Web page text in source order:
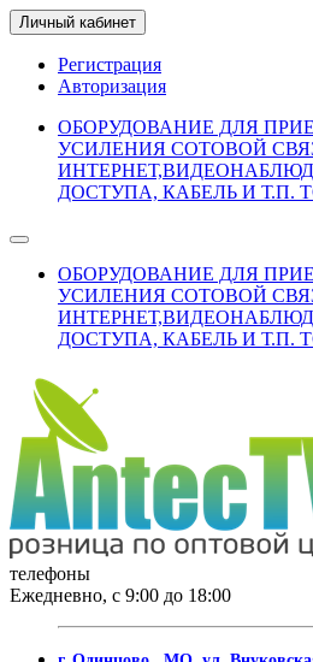
Личный кабинет
Регистрация
Авторизация
ОБОРУДОВАНИЕ ДЛЯ
УСИЛЕНИЯ СОТОВОЙ
ДОСТУПА, КАБЕЛЬ И Т.П.
ОБОРУДОВАНИЕ ДЛЯ
УСИЛЕНИЯ СОТОВОЙ
ДОСТУПА, КАБЕЛЬ И Т.П.
телефоны
Ежедневно, с 9:00 до 18:00